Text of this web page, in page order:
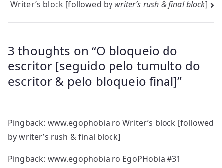
navigation
Writer’s block [followed by writer’s rush & final block]
3 thoughts on “O bloqueio do
escritor [seguido pelo tumulto do
escritor & pelo bloqueio final]”
Pingback: www.egophobia.ro Writer’s block [followed
by writer’s rush & final block]
Pingback: www.egophobia.ro EgoPHobia #31